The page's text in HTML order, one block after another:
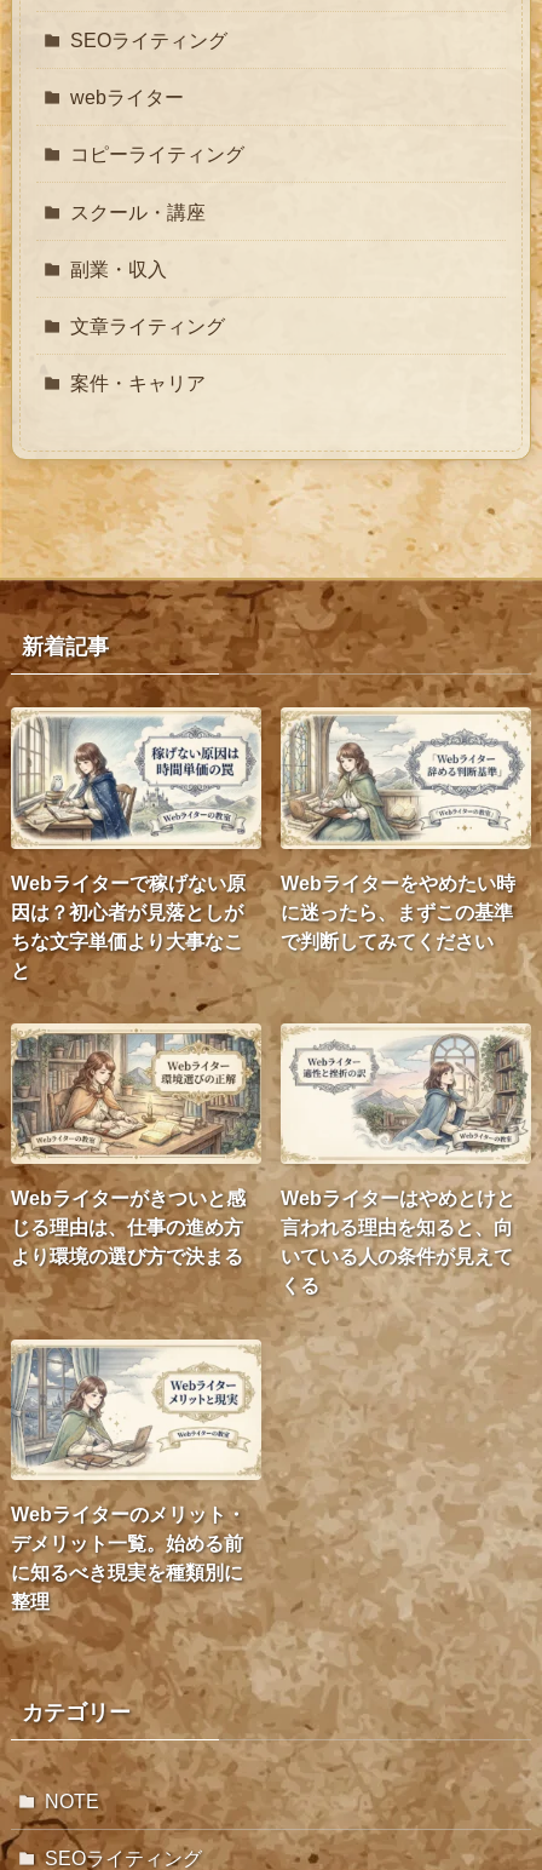
SEOライティング
webライター
コピーライティング
スクール・講座
副業・収入
文章ライティング
案件・キャリア
新着記事
Webライターで稼げない原
因は？初心者が見落としが
ちな文字単価より大事なこ
と
Webライターをやめたい時
に迷ったら、まずこの基準
で判断してみてください
Webライターがきついと感
じる理由は、仕事の進め方
より環境の選び方で決まる
Webライターはやめとけと
言われる理由を知ると、向
いている人の条件が見えて
くる
Webライターのメリット・
デメリット一覧。始める前
に知るべき現実を種類別に
整理
カテゴリー
NOTE
SEOライティング